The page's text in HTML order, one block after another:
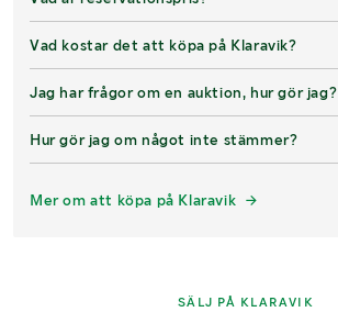
Vad kostar det att köpa på Klaravik?
Jag har frågor om en auktion, hur gör jag?
Hur gör jag om något inte stämmer?
Mer om att köpa på Klaravik
SÄLJ PÅ KLARAVIK